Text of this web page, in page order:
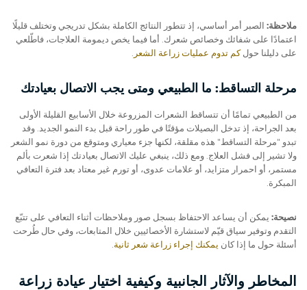
ملاحظة: الصبر أمر أساسي، إذ تتطور النتائج الكاملة بشكل تدريجي وتختلف قليلًا
اعتمادًا على شفائك وخصائص شعرك. أما فيما يخص ديمومة العلاجات، فاطّلعي
على دليلنا حولكم تدوم عمليات زراعة الشعر
مرحلة التساقط: ما الطبيعي ومتى يجب الاتصال بعيادتك
من الطبيعي تمامًا أن تتساقط الشعرات المزروعة خلال الأسابيع القليلة الأولى
بعد الجراحة، إذ تدخل البصيلات مؤقتًا في طور راحة قبل بدء النمو الجديد. وقد
تبدو "مرحلة التساقط" هذه مقلقة، لكنها جزء معياري ومتوقع من دورة نمو الشعر
ولا تشير إلى فشل العلاج. ومع ذلك، ينبغي عليك الاتصال بعيادتك إذا شعرت بألم
مستمر، أو احمرار متزايد، أو علامات عدوى، أو تورم غير معتاد بعد فترة التعافي
المبكرة.
نصيحة: يمكن أن يساعد الاحتفاظ بسجل صور وملاحظات أثناء التعافي على تتبّع
التقدم وتوفير سياق قيّم لاستشارة الأخصائيين خلال المتابعات، وفي حال طُرحت
أسئلة حول ما إذا كان يمكنك إجراء زراعة شعر ثانية
المخاطر والآثار الجانبية وكيفية اختيار عيادة زراعة